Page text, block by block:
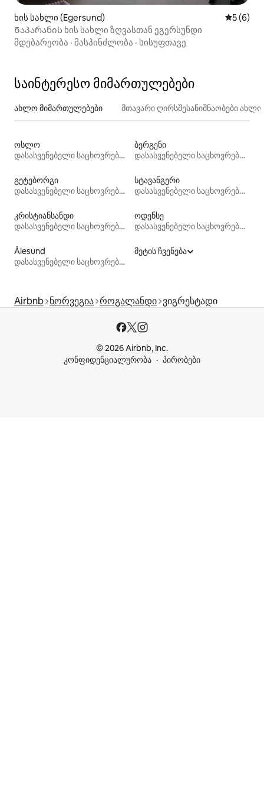
ხის სახლი (Egersund) საშუალო
5 (6)
Ნაპარანის ხის სახლი ზღვასთან ეგერსუნდი
მდებარეობა · მასპინძლობა · სისუფთავე
საინტერესო მიმართულებები
ახლო მიმართულებები მთავარი ღირსშესანიშნაობები
ოსლო
დასასვენებელი საცხოვრებლები
ბერგენი
დასასვენებელი საცხოვრებლები
გეტებორგი
დასასვენებელი საცხოვრებლები
სტავანგერი
დასასვენებელი საცხოვრებლები
კრისტიანსანდი
დასასვენებელი საცხოვრებლები
ოდენსე
დასასვენებელი საცხოვრებლები
Ålesund
დასასვენებელი საცხოვრებლები
მეტის ჩვენება
Airbnb ნორვეგია როგალანდი ვიგრესტადი
© 2026 Airbnb, Inc.
კონფიდენციალურობა
პირობები